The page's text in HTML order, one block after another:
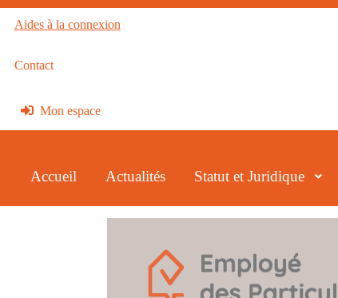
Aides à la connexion
Contact
Mon espace
Accueil Actualités Statut et Juridique